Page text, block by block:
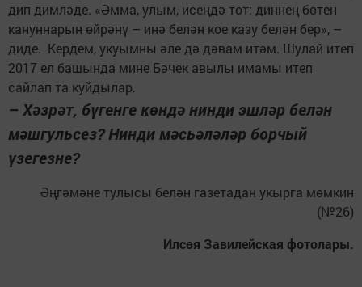
дип димләде. «Әмма, улым, исеңдә тот: диннең бөтен
кануннарын өйрәнү – инә белән кое казу белән бер», –
диде. Кердем, укуымны әле дә дәвам итәм. Шулай итеп
2017 ел башында мине Бәчек авылы имамы итеп
сайлап та куйдылар.
– Хәзрәт, бүгенге көндә нинди эшләр белән
мәшгульсез? Нинди мәсьәләләр борчый
үзегезне?
Әңгәмәне тулысы белән газетадан укырга мөмкин
(№26)
Илсөя Завилейская фотолары.